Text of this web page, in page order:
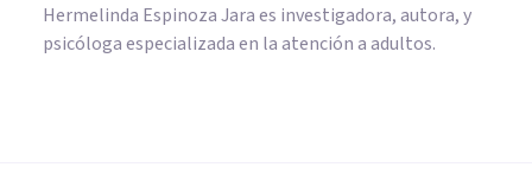
Hermelinda Espinoza Jara es investigadora, autora, y
psicóloga especializada en la atención a adultos.